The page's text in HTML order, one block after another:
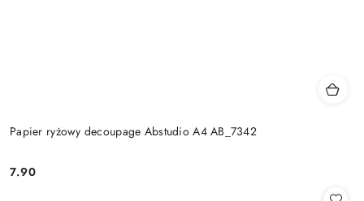
Papier ryżowy decoupage Abstudio A4 AB_7342
Cena:
7.90